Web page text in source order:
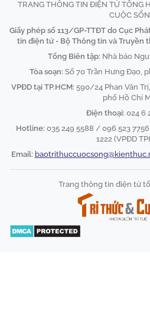
TRANG THÔNG TIN ĐIỆN TỬ TỔNG
CUỘC
Giấy phép số 113/GP-TTĐT do Cục
tin điện tử - Bộ Thông tin và Truyền
Tổng Biên tập: Nhà báo
Tòa soạn: Số 70 Trần Hưng Đạo,
VPĐD tại TP.HCM: 590/24 Phan Văn
phố Hồ Chí
Điện thoại: 024 6
Hotline: 035 249 5588 / 096 523
1222 (VPĐD
Email:
Trang thông tin điện tử